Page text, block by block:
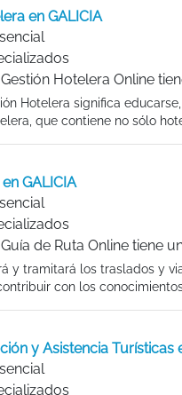
en GALICIA
Hotelera Online
Hotelera significa
que contiene no sólo
GALICIA
de Ruta Online tiene
y tramitará los traslados y
con los
y Asistencia Turísticas